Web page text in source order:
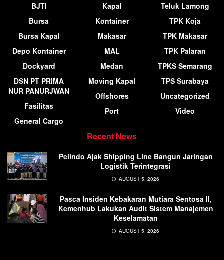
BJTI
Bursa
Bursa Kapal
Depo Kontainer
Dockyard
DSN PT PRIMA
NUR PANURJWAN
Fasilitas
General Cargo
Kapal
Kontainer
Makasar
MAL
Medan
Moving Kapal
Offshores
Port
Teluk Lamong
TPK Koja
TPK Makasar
TPK Palaran
TPKS Semarang
TPS Surabaya
Uncategorized
Video
Recent News
Pelindo Ajak Shipping Line Bangun Jaringan
Logistik Terintegrasi
AUGUST 5, 2026
Pasca Insiden Kebakaran Mutiara Sentosa II,
Kemenhub Lakukan Audit Sistem Manajemen
Keselamatan
AUGUST 5, 2026